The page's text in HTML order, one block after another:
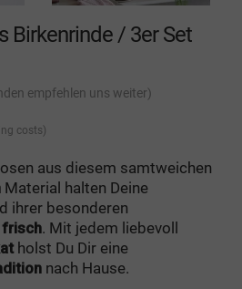
Birkenrinde / 3er Set
empfehlen uns weiter)
costs)
aus diesem samtweichen
Material halten Deine
ihrer besonderen
frisch. Mit jedem liebevoll
holst Du Dir eine
nach Hause.